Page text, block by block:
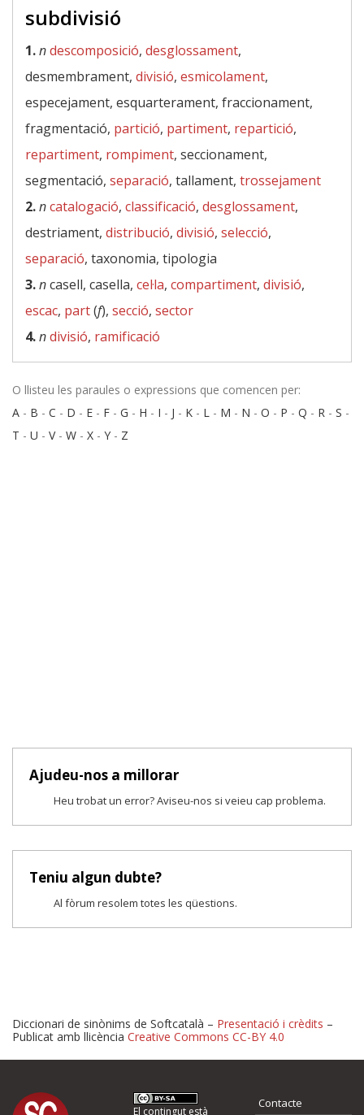
subdivisió
1.ndescomposició, desglossament,
desmembrament, divisió, esmicolament,
especejament, esquarterament, fraccionament,
fragmentació, partició, partiment, repartició,
repartiment, rompiment, seccionament,
segmentació, separació, tallament, trossejament
2.ncatalogació, classificació, desglossament,
destriament, distribució, divisió, selecció,
separació, taxonomia, tipologia
3.ncasell, casella, cel·la, compartiment, divisió,
escac, part(f), secció, sector
4.ndivisió, ramificació
O llisteu les paraules o expressions que comencen per:
A - B - C - D - E - F - G - H - I - J - K - L - M - N - O - P - Q - R - S -
T - U - V- W - X - Y - Z
Ajudeu-nos a millorar
Heu trobat un error? Aviseu-nos si veieu cap problema.
Teniu algun dubte?
Al fòrum resolem totes les qüestions.
Proposeu-nos millores o
Diccionari de sinònims de Softcatalà – Presentació i crèdits –
Publicat amb llicència Creative Commons CC-BY 4.0
El contingut està
Contacte